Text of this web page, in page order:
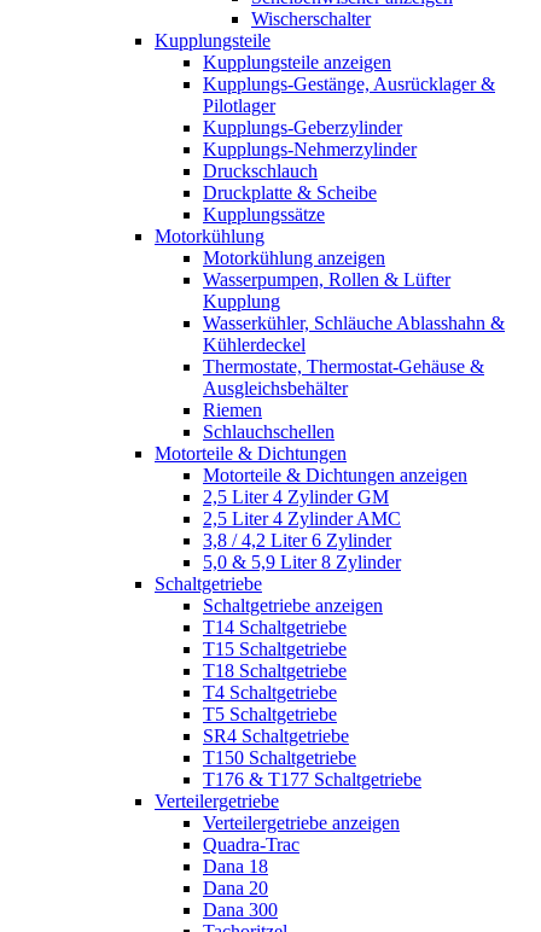
Wischerschalter
Kupplungsteile
Kupplungsteile anzeigen
Kupplungs-Gestänge, Ausrücklager &
Pilotlager
Kupplungs-Geberzylinder
Kupplungs-Nehmerzylinder
Druckschlauch
Druckplatte & Scheibe
Kupplungssätze
Motorkühlung
Motorkühlung anzeigen
Wasserpumpen, Rollen & Lüfter
Kupplung
Wasserkühler, Schläuche Ablasshahn &
Kühlerdeckel
Thermostate, Thermostat-Gehäuse &
Ausgleichsbehälter
Riemen
Schlauchschellen
Motorteile & Dichtungen
Motorteile & Dichtungen anzeigen
2,5 Liter 4 Zylinder GM
2,5 Liter 4 Zylinder AMC
3,8 / 4,2 Liter 6 Zylinder
5,0 & 5,9 Liter 8 Zylinder
Schaltgetriebe
Schaltgetriebe anzeigen
T14 Schaltgetriebe
T15 Schaltgetriebe
T18 Schaltgetriebe
T4 Schaltgetriebe
T5 Schaltgetriebe
SR4 Schaltgetriebe
T150 Schaltgetriebe
T176 & T177 Schaltgetriebe
Verteilergetriebe
Verteilergetriebe anzeigen
Quadra-Trac
Dana 18
Dana 20
Dana 300